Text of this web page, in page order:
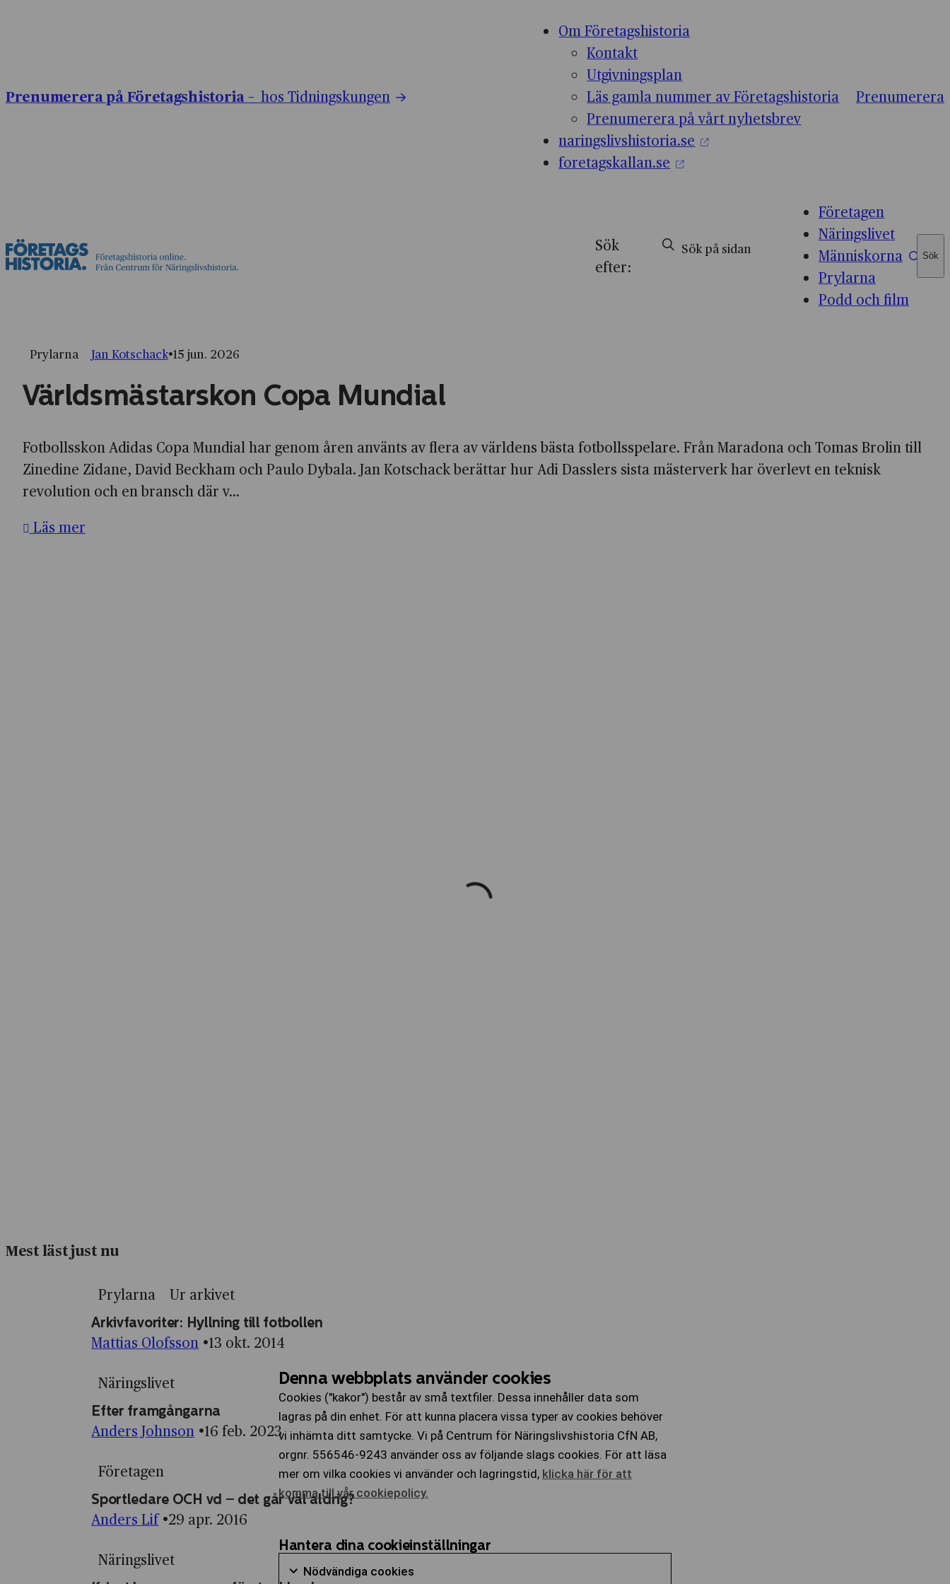
Prenumerera på Företagshistoria – hos Tidningskungen
Om Företagshistoria
Kontakt
Utgivningsplan
Läs gamla nummer av Företagshistoria
Prenumerera på vårt nyhetsbrev
naringslivshistoria.se
foretagskallan.se
Prenumerera
Företagen
Näringslivet
Människorna
Prylarna
Podd och film
Sök
efter:
Sök
Sök
Prylarna Jan Kotschack 15 jun. 2026
Världsmästarskon Copa Mundial
Fotbollsskon Adidas Copa Mundial har genom åren använts av flera av världens bästa fotbollsspelare. Från Maradona och Tomas Brolin till
Zinedine Zidane, David Beckham och Paulo Dybala. Jan Kotschack berättar hur Adi Dasslers sista mästerverk har överlevt en teknisk
revolution och en bransch där v...
Läs mer
Mest läst just nu
Prylarna Ur arkivet
Arkivfavoriter: Hyllning till fotbollen
Mattias Olofsson 13 okt. 2014
Näringslivet
Efter framgångarna
Anders Johnson 16 feb. 2023
Företagen
Sportledare OCH vd – det går väl aldrig?
Anders Lif 29 apr. 2016
Näringslivet
Denna webbplats använder cookies
Cookies ("kakor") består av små textfiler. Dessa innehåller data som
lagras på din enhet. För att kunna placera vissa typer av cookies behöver
vi inhämta ditt samtycke. Vi på Centrum för Näringslivshistoria CfN AB,
orgnr. 556546-9243 använder oss av följande slags cookies. För att läsa
mer om vilka cookies vi använder och lagringstid, klicka här för att
komma till vår cookiepolicy.
Hantera dina cookieinställningar
Nödvändiga cookies